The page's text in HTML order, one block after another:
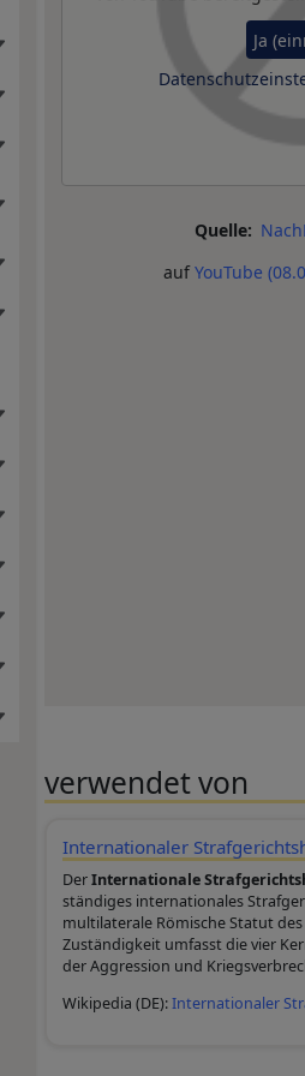
Ja
Quelle
aufYouTube
verwendet von
Internationaler
DerInternationale
ständiges internationales
multilaterale Römische Statut
Zuständigkeit umfasst die vier
der Aggression und
Wikipedia (DE):Internationaler